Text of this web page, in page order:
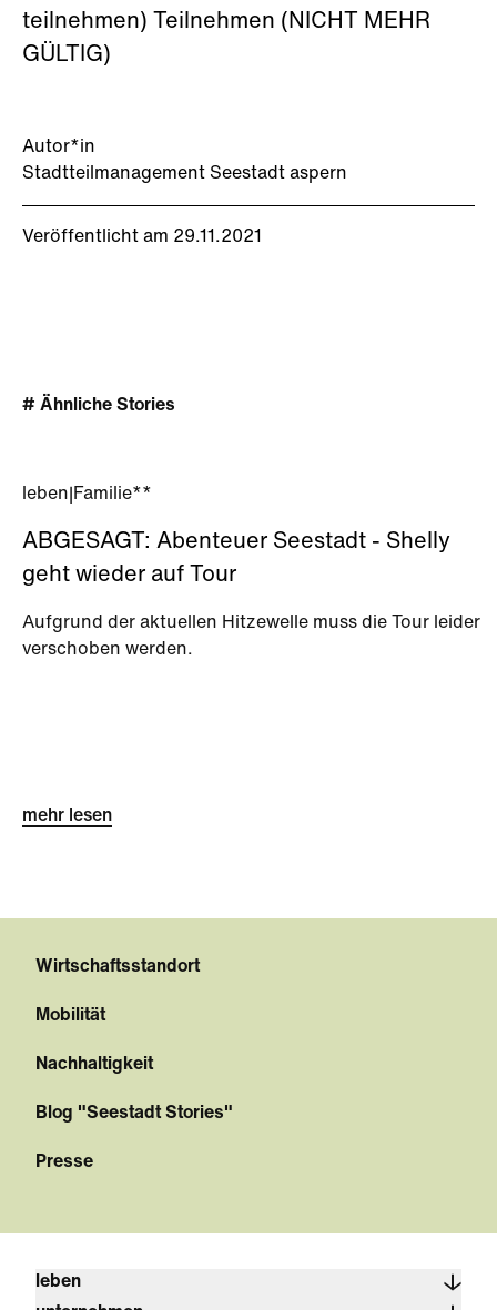
Autor*in
Stadtteilmanagement Seestadt aspern
Veröffentlicht am 29.11.2021
teilnehmen) Teilnehmen (NICHT MEHR
GÜLTIG)
# Ähnliche Stories
leben Familie**
ABGESAGT: Abenteuer Seestadt - Shelly
geht wieder auf Tour
Aufgrund der aktuellen Hitzewelle muss die Tour leider
verschoben werden.
mehr lesen
Wirtschaftsstandort
Mobilität
Nachhaltigkeit
Blog "Seestadt Stories"
Presse
leben